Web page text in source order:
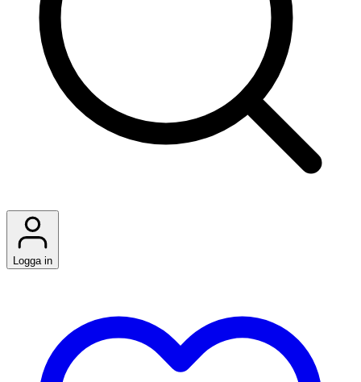
Logga in